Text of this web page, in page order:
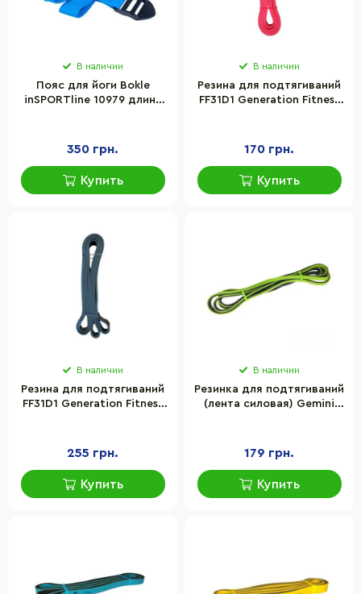
В наличии
Пояс для йоги Bokle
inSPORTline 10979 длина
350 грн.
Купить
В наличии
Резина для подтягиваний
FF31D1 Generation Fitness
170 грн.
Купить
В наличии
Резина для подтягиваний
FF31D1 Generation Fitness
255 грн.
Купить
В наличии
Резинка для подтягиваний
(лента силовая) Gemini
179 грн.
Купить